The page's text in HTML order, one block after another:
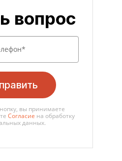
вопрос
вы принимаете
Согласие на обработку
данных.